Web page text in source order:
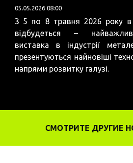
05.05.2026 08:00
З 5 по 8 травня 2026 року в
відбудеться –
виставка в індустрії
презентуються найновіші
напрями розвитку галузі.
СМОТРИТЕ ДРУГИЕ